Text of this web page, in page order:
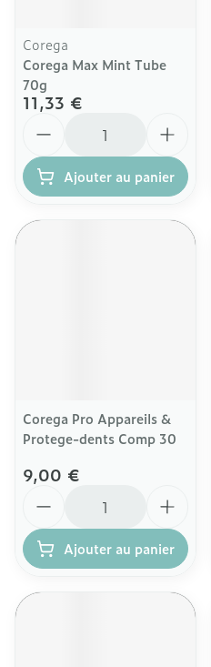
Corega
Corega Max Mint Tube
70g
11,33 €
Ajouter au panier
Corega Pro Appareils &
Protege-dents Comp 30
9,00 €
Ajouter au panier